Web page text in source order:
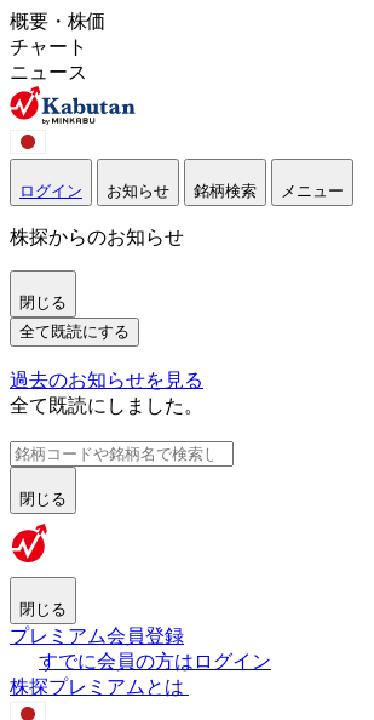
概要・株価
チャート
ニュース
ログイン お知らせ 銘柄検索 メニュー
株探からのお知らせ
閉じる
全て既読にする
過去のお知らせを見る
全て既読にしました。
閉じる
閉じる
プレミアム会員登録
すでに会員の方はログイン
株探プレミアムとは